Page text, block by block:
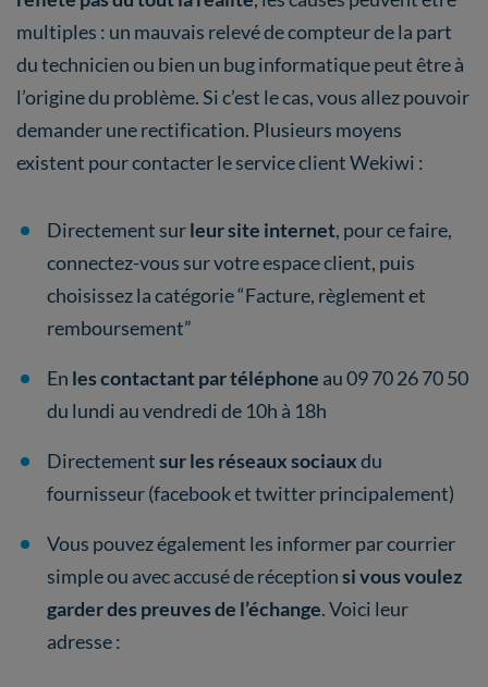
multiples : un mauvais relevé de compteur de la part
du technicien ou bien un bug informatique peut être à
l’origine du problème. Si c’est le cas, vous allez pouvoir
demander une rectification. Plusieurs moyens
existent pour contacter le service client Wekiwi :
Directement surleur site internet, pour ce faire,
connectez-vous sur votre espace client, puis
choisissez la catégorie “Facture, règlement et
remboursement”
En les contactant par téléphone au 09 70 26 70 50
du lundi au vendredi de 10h à 18h
Directementsur les réseaux sociauxdu
fournisseur (facebook et twitter principalement)
Vous pouvez également les informer par courrier
simple ou avec accusé de réceptionsi vous voulez
garder des preuves de l’échange. Voici leur
adresse :